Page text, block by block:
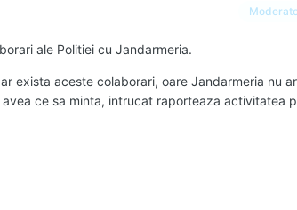
ale Politiei cu Jandarmeria.
exista aceste colaborari, oare Jandarmeria nu
ce sa minta, intrucat raporteaza activitatea